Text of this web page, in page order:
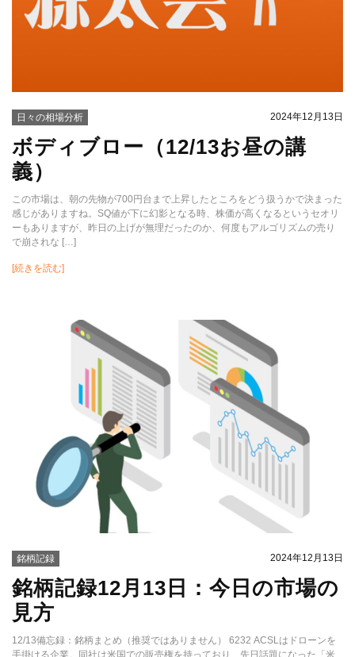
日々の相場分析 2024年12月13日
ボディブロー（12/13お昼の講
義）
この市場は、朝の先物が700円台まで上昇したところをどう扱うかで決まった
感じがありますね。SQ値が下に幻影となる時、株価が高くなるというセオリ
ーもありますが、昨日の上げが無理だったのか、何度もアルゴリズムの売り
で崩されな […]
[続きを読む]
銘柄記録 2024年12月13日
銘柄記録12月13日：今日の市場の
見方
12/13備忘録：銘柄まとめ（推奨ではありません） 6232 ACSLはドローンを